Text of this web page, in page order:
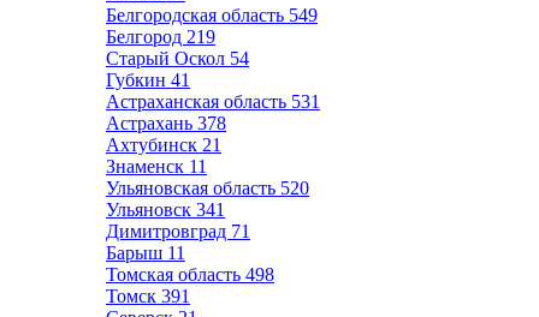
Белгородская область 549
Белгород 219
Старый Оскол 54
Губкин 41
Астраханская область 531
Астрахань 378
Ахтубинск 21
Знаменск 11
Ульяновская область 520
Ульяновск 341
Димитровград 71
Барыш 11
Томская область 498
Томск 391